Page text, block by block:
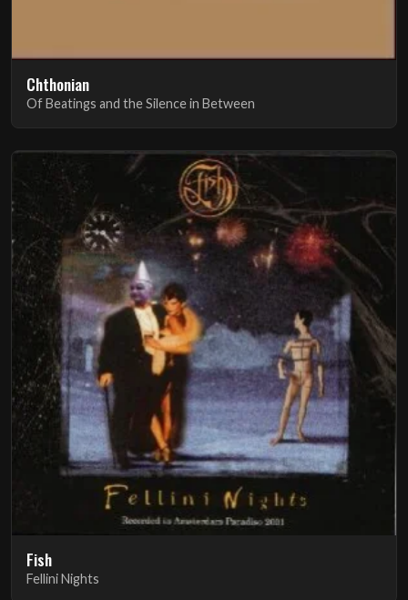
Chthonian
Of Beatings and the Silence in Between
Fish
Fellini Nights